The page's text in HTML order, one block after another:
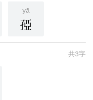
yā
孲
共3字